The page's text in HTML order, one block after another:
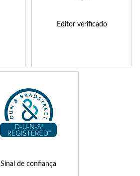
Editor verificado
Sinal de confiança